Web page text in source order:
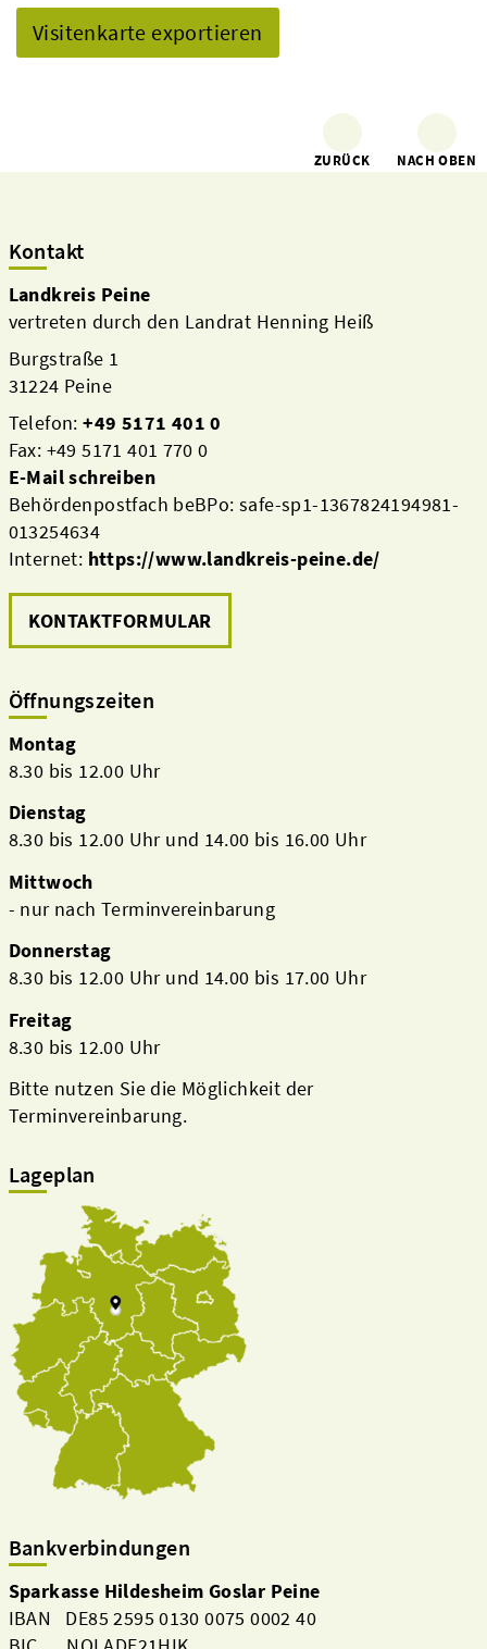
Visitenkarte exportieren
ZURÜCK NACH OBEN
Kontakt
Landkreis Peine
vertreten durch den Landrat Henning Heiß
Burgstraße 1
31224 Peine
Telefon:+49 5171 401 0
Fax: +49 5171 401 770 0
E-Mail schreiben
Behördenpostfach beBPo: safe-sp1-1367824194981-
013254634
Internet: https://www.landkreis-peine.de/
KONTAKTFORMULAR
Öffnungszeiten
Montag
8.30 bis 12.00 Uhr
Dienstag
8.30 bis 12.00 Uhr und 14.00 bis 16.00 Uhr
Mittwoch
- nur nach Terminvereinbarung
Donnerstag
8.30 bis 12.00 Uhr und 14.00 bis 17.00 Uhr
Freitag
8.30 bis 12.00 Uhr
Bitte nutzen Sie die Möglichkeit der
Terminvereinbarung.
Lageplan
Bankverbindungen
Sparkasse Hildesheim Goslar Peine
IBAN DE85 2595 0130 0075 0002 40